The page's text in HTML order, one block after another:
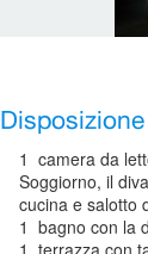
1 camera da
Soggiorno, il
cucina e salotto
1 bagno con la
1 terrazza con